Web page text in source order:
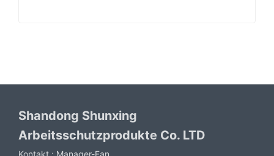
Shandong Shunxing
Arbeitsschutzprodukte Co. LTD